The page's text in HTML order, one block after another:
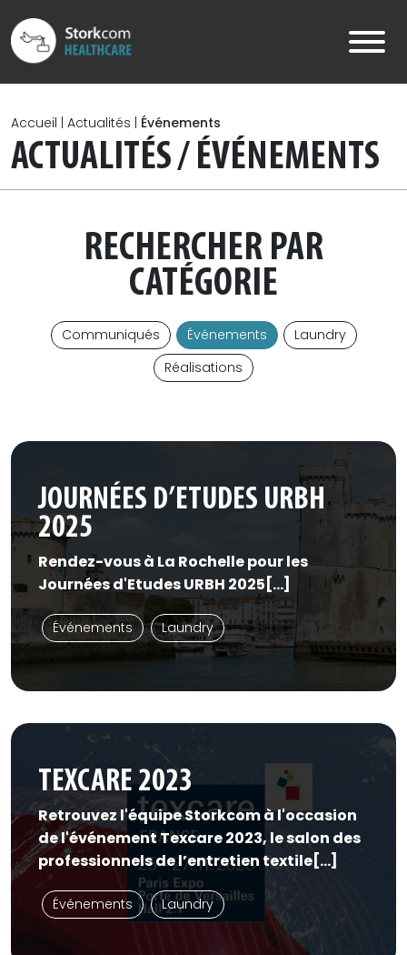
Accueil Actualités Événements
ACTUALITÉS / ÉVÉNEMENTS
RECHERCHER PAR
CATÉGORIE
Communiqués Événements
Laundry
Réalisations
JOURNÉES D’ETUDES URBH
2025
Rendez-vous à La Rochelle pour les
Journées d'Etudes URBH 2025[...]
Événements Laundry
TEXCARE 2023
Retrouvez l'équipe Storkcom à l'occasion
de l'événement Texcare 2023, le salon des
professionnels de l’entretien textile[...]
Événements Laundry